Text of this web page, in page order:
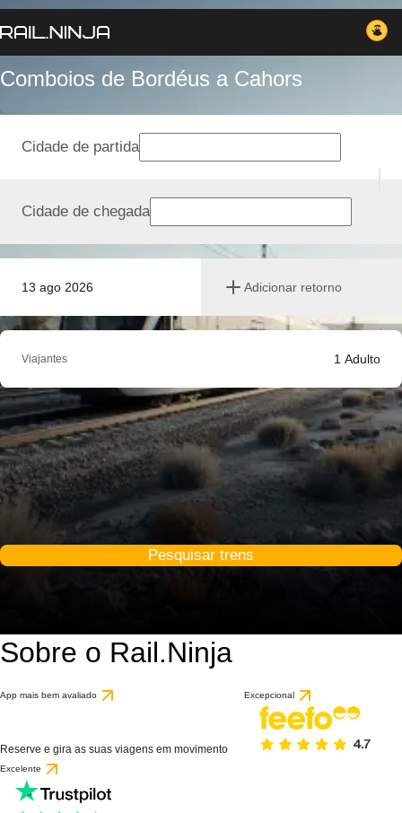
Comboios de Bordéus a Cahors
13 ago 2026 Adicionar retorno
Cidade de partida
Cidade de chegada
Viajantes 1 Adulto
Pesquisar trens
Sobre o Rail.Ninja
App mais bem avaliado
Reserve e gira as suas viagens em movimento
Excepcional
Excelente